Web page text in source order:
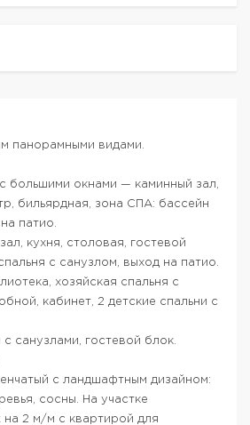
панорамными видами.
большими окнами — каминный зал,
бильярдная, зона СПА: бассейн
патио.
кухня, столовая, гостевой
с санузлом, выход на патио.
хозяйская спальня с
кабинет, 2 детские спальни с
санузлами, гостевой блок.
с ландшафтным дизайном:
сосны. На участке
2 м/м с квартирой для